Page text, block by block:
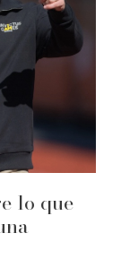
lo que